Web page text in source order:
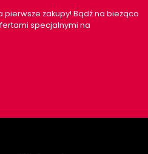
pierwsze zakupy! Bądź na bieżąco
specjalnymi na